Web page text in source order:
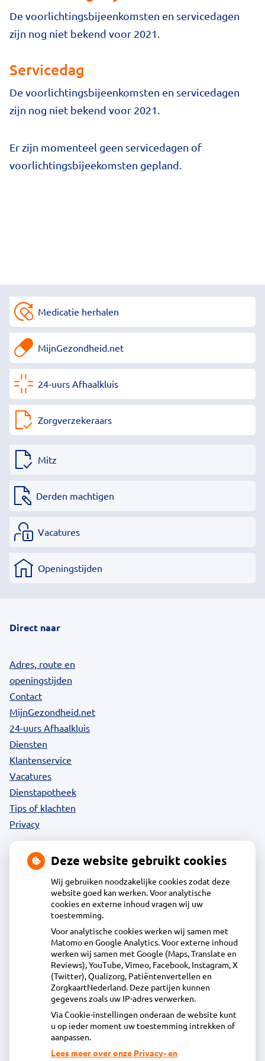
De voorlichtingsbijeenkomsten en servicedagen
zijn nog niet bekend voor 2021.
Servicedag
De voorlichtingsbijeenkomsten en servicedagen
zijn nog niet bekend voor 2021.
Er zijn momenteel geen servicedagen of
voorlichtingsbijeekomsten gepland.
Medicatie herhalen
MijnGezondheid.net
24-uurs Afhaalkluis
Zorgverzekeraars
Mitz
Derden machtigen
Vacatures
Openingstijden
Direct naar
Adres, route en
openingstijden
Contact
MijnGezondheid.net
24-uurs Afhaalkluis
Diensten
Klantenservice
Vacatures
Dienstapotheek
Tips of klachten
Privacy
Acdapha Apotheek De Groene Wijzend
Plantage 29, 1695BA Blokker
0229-23 90 36
info@apotheekdegroenewijzend.nl
Inschrijven
Centrale administratie
Deze website gebruikt cookies
Wij gebruiken noodzakelijke cookies zodat deze
website goed kan werken. Voor analytische
cookies en externe inhoud vragen wij uw
toestemming.
Voor analytische cookies werken wij samen met
Matomo en Google Analytics. Voor externe inhoud
werken wij samen met Google (Maps, Translate en
Reviews), YouTube, Vimeo, Facebook, Instagram, X
(Twitter), Qualizorg, Patiëntenvertellen en
ZorgkaartNederland. Deze partijen kunnen
gegevens zoals uw IP-adres verwerken.
Via Cookie-instellingen onderaan de website kunt
u op ieder moment uw toestemming intrekken of
aanpassen.
Lees meer over onze Privacy- en